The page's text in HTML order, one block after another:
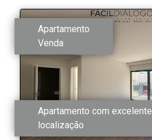
Apartamento
Venda
Apartamento com excelente
localização